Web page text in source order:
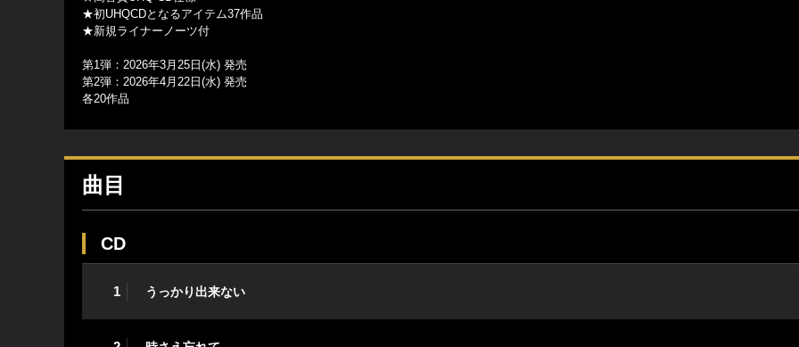
★初UHQCDとなるアイテム37作品
★新規ライナーノーツ付
第1弾：2026年3月25日(水) 発売
第2弾：2026年4月22日(水) 発売
各20作品
曲目
CD
1 うっかり出来ない